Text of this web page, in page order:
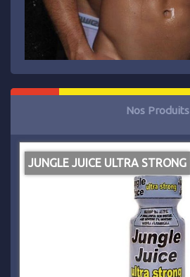
Nos Produits
JUNGLE JUICE ULTRA STRONG